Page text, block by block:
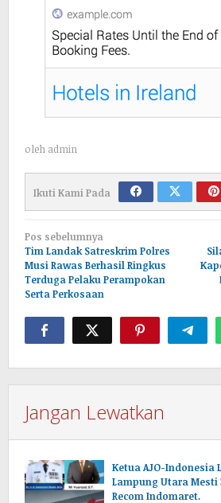
oleh admin
Ikuti Kami Pada
Navigasi
pos
Pos sebelumnya
Tim Landak Satreskrim Polres
Musi Rawas Berhasil Ringkus
Terduga Pelaku Perampokan
Serta Perkosaan
Jangan Lewatkan
Ketua AJO-Indonesia
Lampung Utara Mesti
Recom Indomaret.